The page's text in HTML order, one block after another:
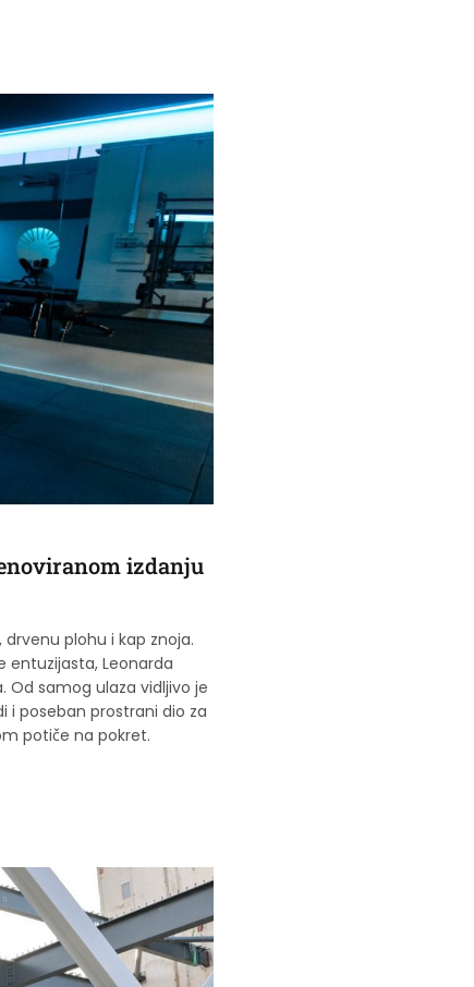
izdanju
plohu i kap znoja.
entuzijasta, Leonarda
Od samog ulaza vidljivo je
i poseban prostrani dio za
potiče na pokret.